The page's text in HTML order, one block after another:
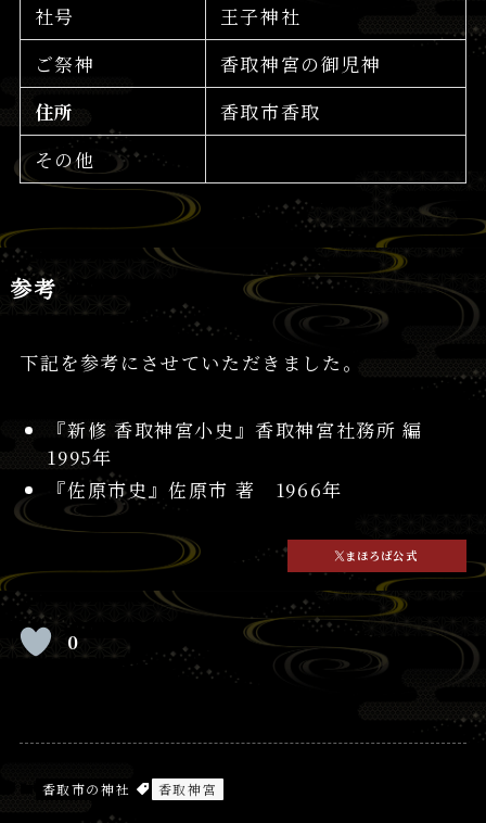
社号
王子神社
ご祭神
香取神宮の御児神
住所
香取市香取
その他
参考
下記を参考にさせていただきました。
『新修 香取神宮小史』香取神宮社務所 編
1995年
『佐原市史』佐原市 著 1966年
まほろば公式
0
香取市の神社 香取神宮